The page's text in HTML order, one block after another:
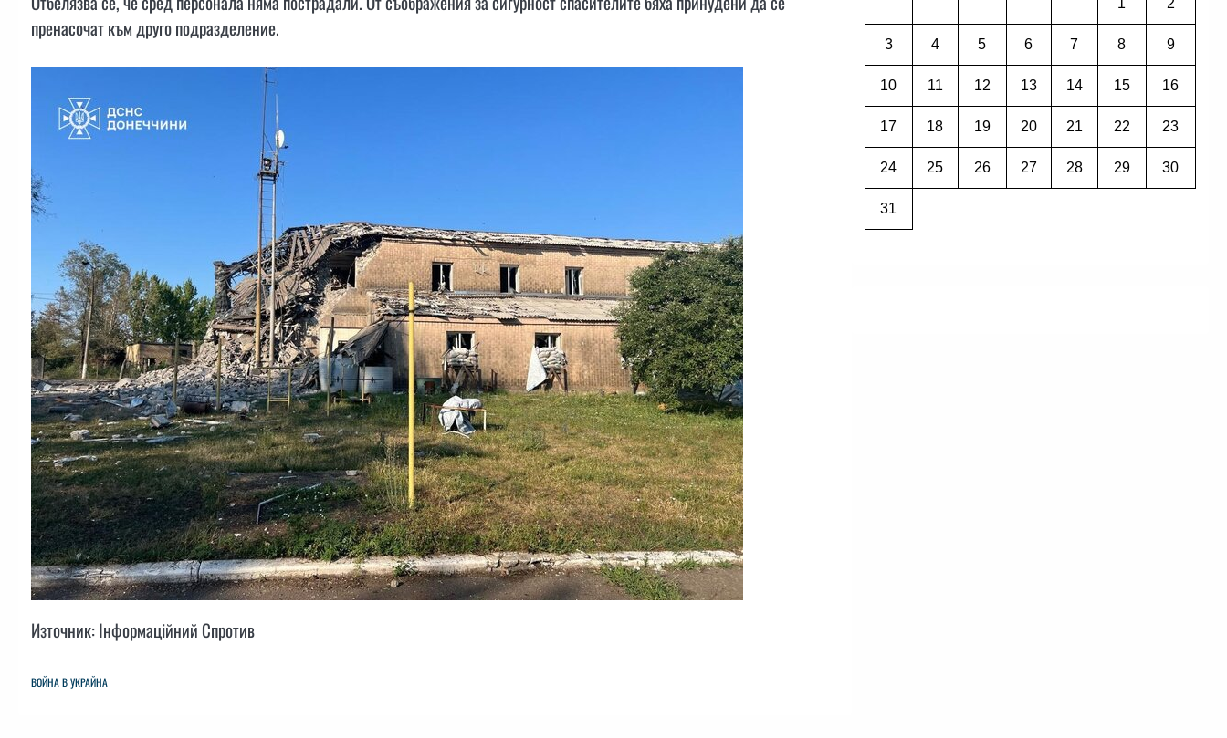
пренасочат към друго подразделение.
Източник: Інформаційний Спротив
ВОЙНА В УКРАЙНА
1 2
3 4 5 6 7 8 9
10 11 12 13 14 15 16
17 18 19 20 21 22 23
24 25 26 27 28 29 30
31